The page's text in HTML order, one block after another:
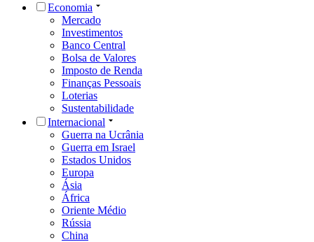
Economia
Mercado
Investimentos
Banco Central
Bolsa de Valores
Imposto de Renda
Finanças Pessoais
Loterias
Sustentabilidade
Internacional
Guerra na Ucrânia
Guerra em Israel
Estados Unidos
Europa
Ásia
África
Oriente Médio
Rússia
China